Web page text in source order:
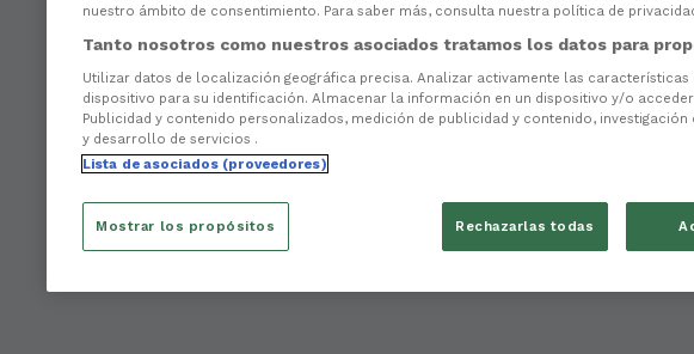
nuestro ámbito de consentimiento. Para saber más, consulta nuestra política de
Tanto nosotros como nuestros asociados tratamos los datos para
Utilizar datos de localización geográfica precisa. Analizar activamente las características
dispositivo para su identificación. Almacenar la información en un dispositivo y/o
Publicidad y contenido personalizados, medición de publicidad y contenido, investigación
y desarrollo de servicios .
Lista de asociados (proveedores)
Rechazarlas todas
Mostrar los propósitos